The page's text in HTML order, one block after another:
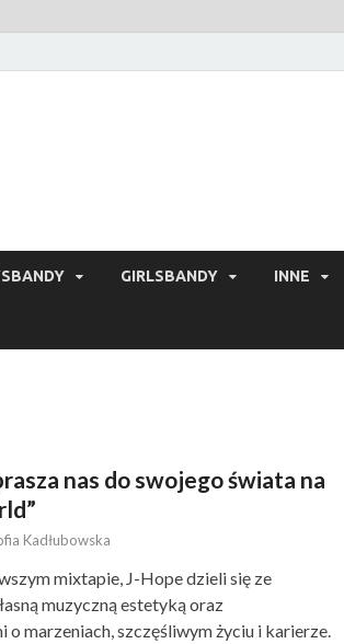
GIRLSBANDY INNE
nas do swojego świata na
Kadłubowska
mixtapie, J-Hope dzieli się ze
muzyczną estetyką oraz
o marzeniach, szczęśliwym życiu i karierze.